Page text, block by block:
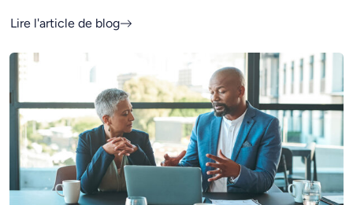
Lire l'article de blog